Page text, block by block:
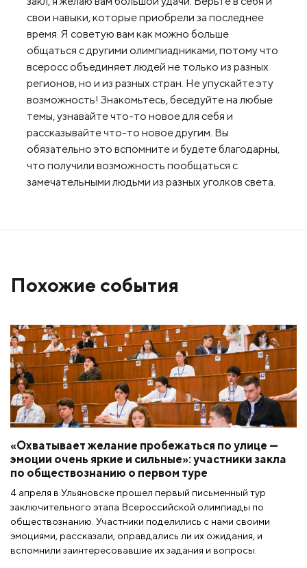
свои навыки, которые приобрели за последнее
время. Я советую вам как можно больше
общаться с другими олимпиадниками, потому что
всеросс объединяет людей не только из разных
регионов, но и из разных стран. Не упускайте эту
возможность! Знакомьтесь, беседуйте на любые
темы, узнавайте что-то новое для себя и
рассказывайте что-то новое другим. Вы
обязательно это вспомните и будете благодарны,
что получили возможность пообщаться с
замечательными людьми из разных уголков света.
Похожие события
«Охватывает желание пробежаться по улице —
эмоции очень яркие и сильные»: участники закла
по обществознанию о первом туре
4 апреля в Ульяновске прошел первый письменный тур
заключительного этапа Всероссийской олимпиады по
обществознанию. Участники поделились с нами своими
эмоциями, рассказали, оправдались ли их ожидания, и
вспомнили заинтересовавшие их задания и вопросы.